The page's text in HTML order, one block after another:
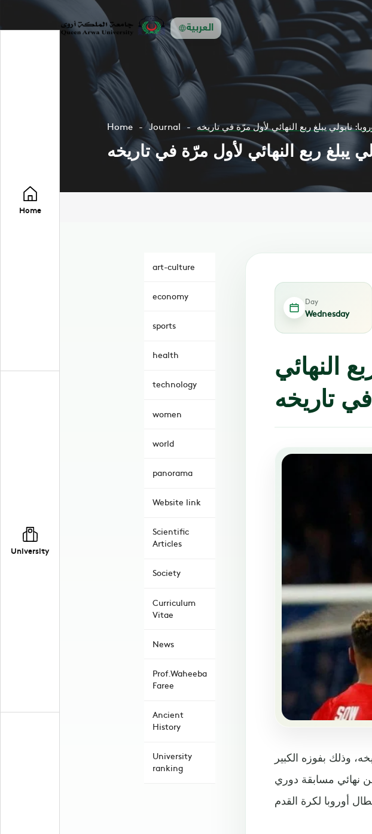
العربية
Home
University
Home Journal نابولي يبلغ ربع النهائي لأول مرّة في تاريخه
يبلغ ربع النهائي لأول مرّة في تاريخه
art-culture
economy
sports
health
technology
women
world
panorama
Website link
Scientific
Articles
Society
Curriculum
Vitae
News
Prof.Waheeba
Faree
Ancient
History
University
ranking
Day
Wednesday
النهائي
تاريخه
وذلك بفوزه الكبير
في إياب ثمن نهائي مسابقة دوري